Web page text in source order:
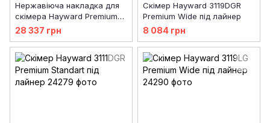
Нержавіюча накладка для
скімера Hayward Premium
3119
28 337 грн
Скімер Hayward 3119DGR
Premium Wide під лайнер
8 084 грн